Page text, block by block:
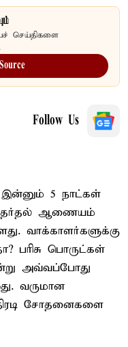
செய்திகளை
Follow Us
இன்னும் 5 நாட்கள்
தேர்தல் ஆணையம்
வாக்காளர்களுக்கு
பரிசு பொருட்கள்
அவ்வப்போது
வருமான
சோதனைகளை